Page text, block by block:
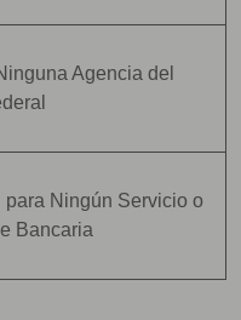
Agencia del
Ningún Servicio o
Bancaria